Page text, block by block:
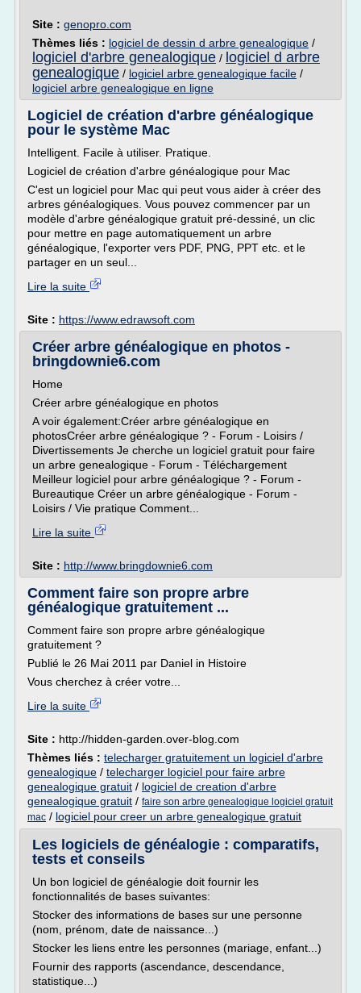
Site : genopro.com
Thèmes liés : logiciel de dessin d arbre genealogique /
logiciel d'arbre genealogique / logiciel d arbre
genealogique / logiciel arbre genealogique facile /
logiciel arbre genealogique en ligne
Logiciel de création d'arbre généalogique
pour le système Mac
Intelligent. Facile à utiliser. Pratique.
Logiciel de création d'arbre généalogique pour Mac
C'est un logiciel pour Mac qui peut vous aider à créer des
arbres généalogiques. Vous pouvez commencer par un
modèle d'arbre généalogique gratuit pré-dessiné, un clic
pour mettre en page automatiquement un arbre
généalogique, l'exporter vers PDF, PNG, PPT etc. et le
partager en un seul...
Lire la suite
Site : https://www.edrawsoft.com
Créer arbre généalogique en photos -
bringdownie6.com
Home
Créer arbre généalogique en photos
A voir également:Créer arbre généalogique en
photosCréer arbre généalogique ? - Forum - Loisirs /
Divertissements Je cherche un logiciel gratuit pour faire
un arbre genealogique - Forum - Téléchargement
Meilleur logiciel pour arbre généalogique ? - Forum -
Bureautique Créer un arbre généalogique - Forum -
Loisirs / Vie pratique Comment...
Lire la suite
Site : http://www.bringdownie6.com
Comment faire son propre arbre
généalogique gratuitement ...
Comment faire son propre arbre généalogique
gratuitement ?
Publié le 26 Mai 2011 par Daniel in Histoire
Vous cherchez à créer votre...
Lire la suite
Site : http://hidden-garden.over-blog.com
Thèmes liés : telecharger gratuitement un logiciel d'arbre
genealogique / telecharger logiciel pour faire arbre
genealogique gratuit / logiciel de creation d'arbre
genealogique gratuit / faire son arbre genealogique logiciel gratuit
mac / logiciel pour creer un arbre genealogique gratuit
Les logiciels de généalogie : comparatifs,
tests et conseils
Un bon logiciel de généalogie doit fournir les
fonctionnalités de bases suivantes:
Stocker des informations de bases sur une personne
(nom, prénom, date de naissance...)
Stocker les liens entre les personnes (mariage, enfant...)
Fournir des rapports (ascendance, descendance,
statistique...)